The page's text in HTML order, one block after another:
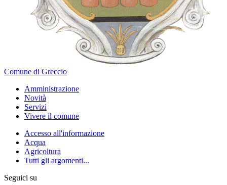
Comune di Greccio
Amministrazione
Novità
Servizi
Vivere il comune
Accesso all'informazione
Acqua
Agricoltura
Tutti gli argomenti...
Seguici su